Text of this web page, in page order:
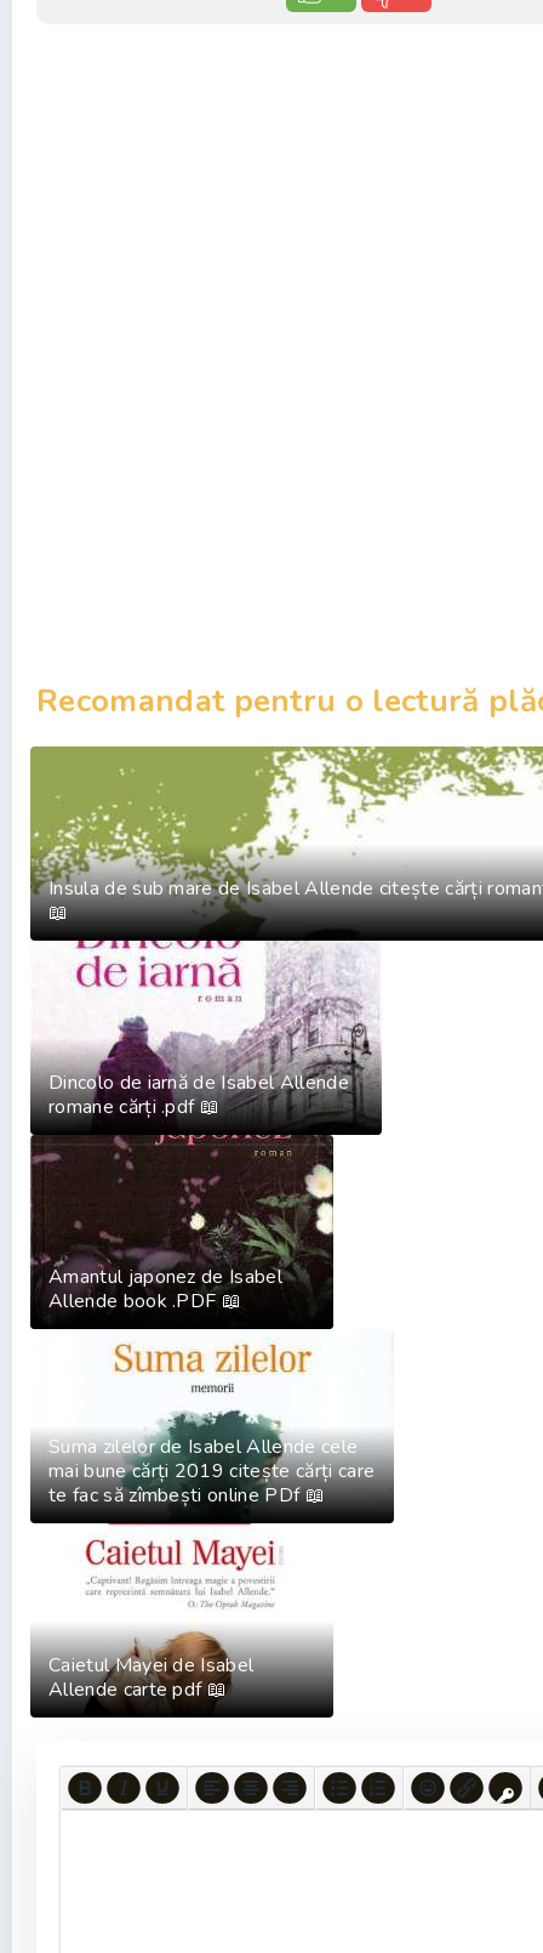
Recomandat pentru o lectură
Insula de sub mare de Isabel Allende citește cărți
📖
Dincolo de iarnă de Isabel Allende
romane cărți .pdf 📖
Amantul japonez de Isabel
Allende book .PDF 📖
Suma zilelor de Isabel Allende cele
mai bune cărți 2019 citește cărți care
te fac să zîmbești online PDf 📖
Caietul Mayei de Isabel
Allende carte pdf 📖